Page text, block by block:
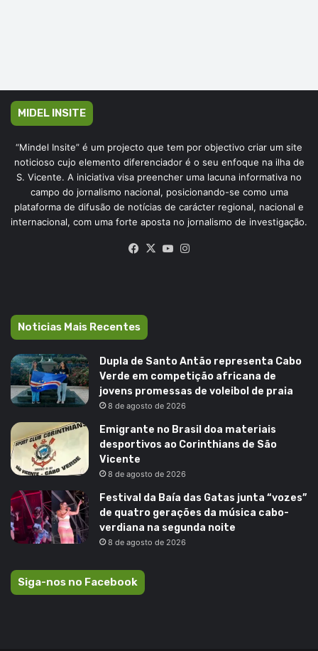
MIDEL INSITE
“Mindel Insite” é um projecto que tem por objectivo criar um site
noticioso cujo elemento diferenciador é o seu enfoque na ilha de
S. Vicente. A iniciativa visa preencher uma lacuna informativa no
campo do jornalismo nacional, posicionando-se como uma
plataforma de difusão de notícias de carácter regional, nacional e
internacional, com uma forte aposta no jornalismo de investigação.
Facebook
X YouTube
Noticias Mais Recentes
Dupla de Santo Antão representa Cabo
Verde em competição africana de
jovens promessas de voleibol de praia
8 de agosto de 2026
Emigrante no Brasil doa materiais
desportivos ao Corinthians de São
Vicente
8 de agosto de 2026
Festival da Baía das Gatas junta “vozes”
de quatro gerações da música cabo-
verdiana na segunda noite
8 de agosto de 2026
Siga-nos no Facebook